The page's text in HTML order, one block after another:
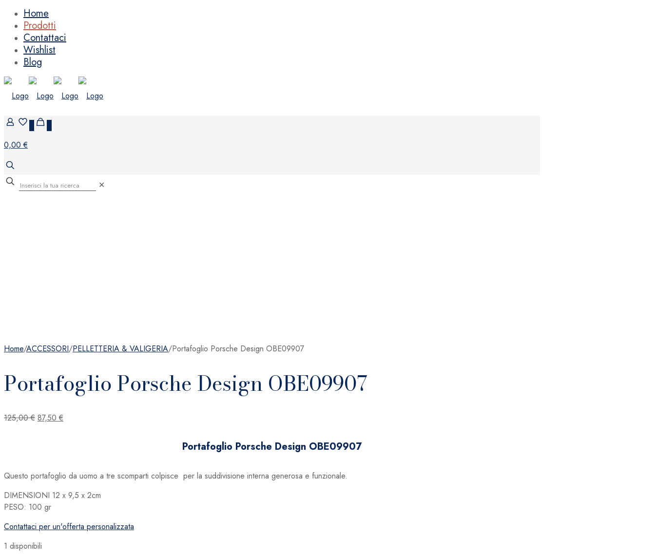
Home
Prodotti
Contattaci
Wishlist
Blog
0,00 €
✕
Home/ACCESSORI/PELLETTERIA & VALIGERIA/Portafoglio Porsche Design OBE09907
Portafoglio Porsche Design OBE09907
125,00€ Il
87,50 €
Portafoglio Porsche Design OBE09907
Questo portafoglio da uomo a tre scomparti colpisce per la suddivisione interna generosa e funzionale.
DIMENSIONI 12 x 9,5 x 2cm
PESO: 100 gr
Contattaci per un'offerta personalizzata
1 disponibili